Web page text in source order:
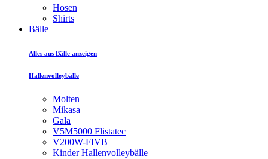
Hosen
Shirts
Bälle
Alles aus Bälle anzeigen
Hallenvolleybälle
Molten
Mikasa
Gala
V5M5000 Flistatec
V200W-FIVB
Kinder Hallenvolleybälle